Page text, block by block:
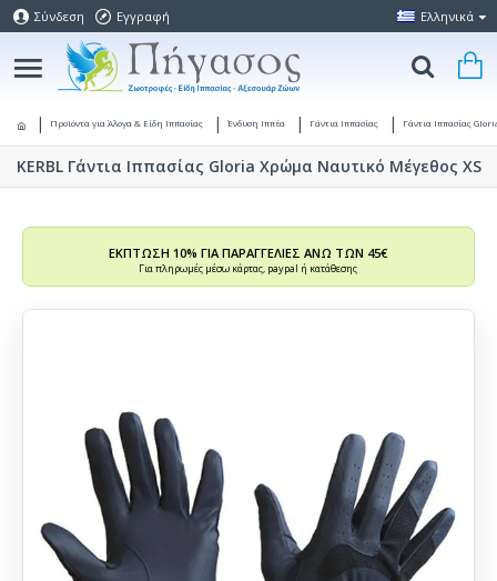
Σύνδεση Εγγραφή Ελληνικά
Προϊόντα για Άλογα & Είδη Ιππασίας Ένδυση Ιππέα Γάντια Ιππασίας Γάντια Ιππασίας
KERBL Γάντια Ιππασίας Gloria Χρώμα Ναυτικό Μέγεθος XS
ΕΚΠΤΩΣΗ 10% ΓΙΑ ΠΑΡΑΓΓΕΛΙΕΣ ΑΝΩ ΤΩΝ 45€
Για πληρωμές μέσω κάρτας, paypal ή κατάθεσης